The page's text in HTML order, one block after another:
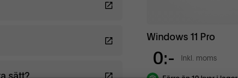
Windows 11 Pro
0:- Inkl. moms